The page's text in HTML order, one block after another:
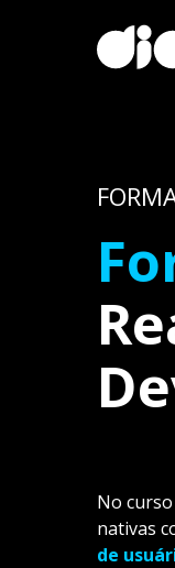
No
nativas
de